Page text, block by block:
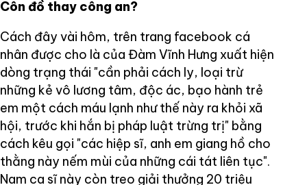
Côn đồ thay công an?
Cách đây vài hôm, trên trang facebook cá
nhân được cho là của Đàm Vĩnh Hưng xuất hiện
dòng trạng thái "cần phải cách ly, loại trừ
những kẻ vô lương tâm, độc ác, bạo hành trẻ
em một cách máu lạnh như thế này ra khỏi xã
hội, trước khi hắn bị pháp luật trừng trị" bằng
cách kêu gọi "các hiệp sĩ, anh em giang hồ cho
thằng này nếm mùi của những cái tát liên tục".
Nam ca sĩ này còn treo giải thưởng 20 triệu